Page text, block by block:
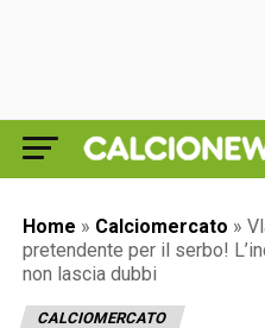
Home » Calciomercato »
pretendente per il serbo!
non lascia dubbi
CALCIOMERCATO